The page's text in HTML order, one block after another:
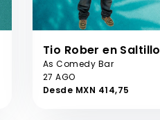
Tio Rober en Saltillo
As Comedy Bar
27 AGO
Desde MXN 414,75